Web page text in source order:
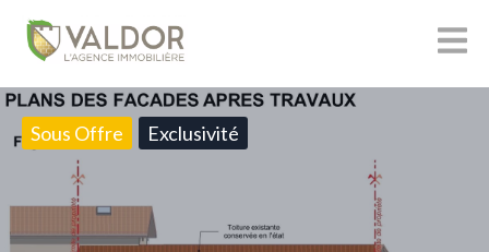
Sous Offre Exclusivité